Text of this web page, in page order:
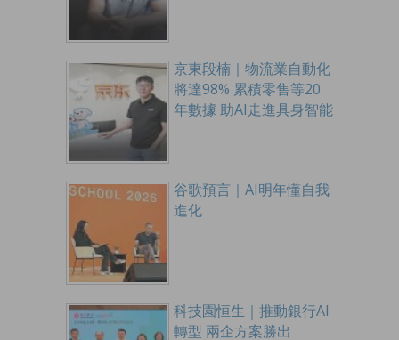
京東段楠｜物流業自動化
將達98% 累積零售等20
年數據 助AI走進具身智能
谷歌預言｜AI明年懂自我
進化
科技園恒生｜推動銀行AI
轉型 兩企方案勝出